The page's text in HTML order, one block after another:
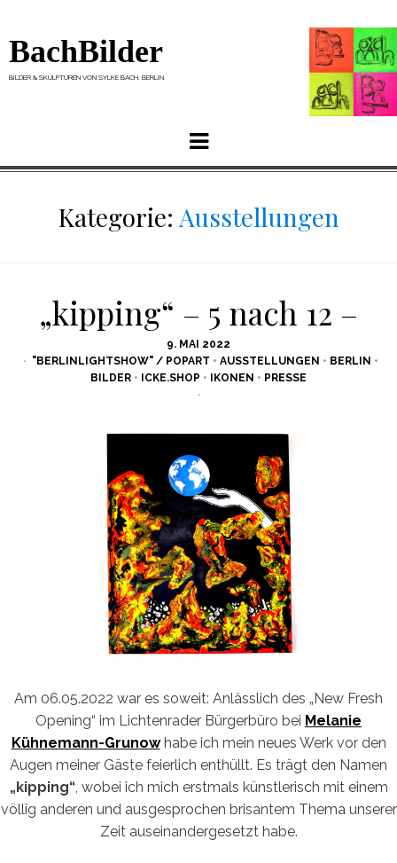
BachBilder
BILDER & SKULPTUREN VON SYLKE BACH, BERLIN
Menu
Kategorie: Ausstellungen
„kipping“ – 5 nach 12 –
POSTED
ON
9. MAI 2022
"BERLINLIGHTSHOW" / POPART • AUSSTELLUNGEN • BERLIN •
BILDER • ICKE.SHOP • IKONEN • PRESSE
Am 06.05.2022 war es soweit: Anlässlich des „New Fresh
Opening“ im Lichtenrader Bürgerbüro bei Melanie
Kühnemann-Grunowhabe ich mein neues Werk vor den
Augen meiner Gäste feierlich enthüllt. Es trägt den Namen
„kipping“, wobei ich mich erstmals künstlerisch mit einem
völlig anderen und ausgesprochen brisantem Thema unserer
Zeit auseinandergesetzt habe.